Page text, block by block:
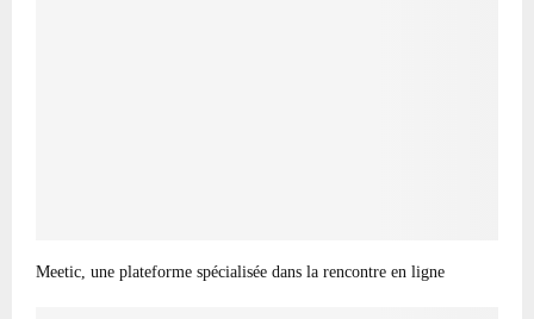
Meetic, une plateforme spécialisée dans la rencontre en ligne